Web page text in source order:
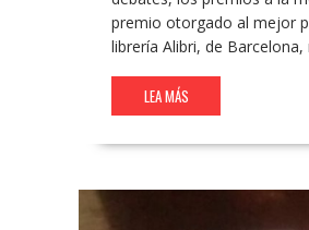
premio otorgado al mejor
librería Alibri, de
LEA MÁS